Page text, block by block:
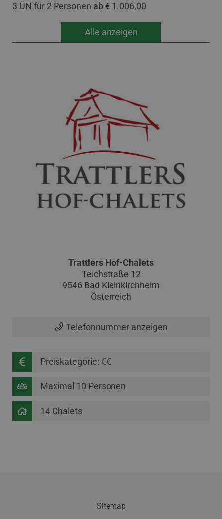
3 ÜN für 2 Personen ab € 1.006,00
Alle anzeigen
Trattlers Hof-Chalets
Teichstraße 12
9546 Bad Kleinkirchheim
Österreich
Telefonnummer anzeigen
Preiskategorie: €€
Maximal 10 Personen
14 Chalets
Sitemap